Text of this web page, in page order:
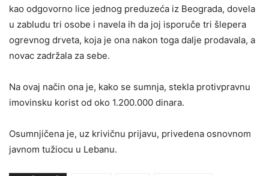
kao odgovorno lice jednog preduzeća iz Beograda, dovela
u zabludu tri osobe i navela ih da joj isporuče tri šlepera
ogrevnog drveta, koja je ona nakon toga dalјe prodavala, a
novac zadržala za sebe.
Na ovaj način ona je, kako se sumnja, stekla protivpravnu
imovinsku korist od oko 1.200.000 dinara.
Osumnjičena je, uz krivičnu prijavu, privedena osnovnom
javnom tužiocu u Lebanu.